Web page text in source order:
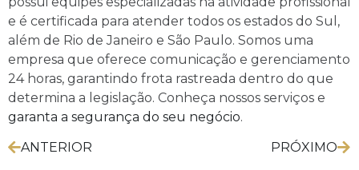
e é certificada para atender todos os estados do Sul,
além de Rio de Janeiro e São Paulo. Somos uma
empresa que oferece comunicação e gerenciamento
24 horas, garantindo frota rastreada dentro do que
determina a legislação. Conheça nossos serviços e
garanta a segurança do seu negócio.
ANTERIOR PRÓXIMO